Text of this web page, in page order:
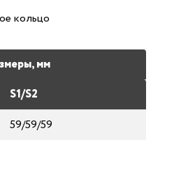
кольцо
мм
S1/S2
59/59/59